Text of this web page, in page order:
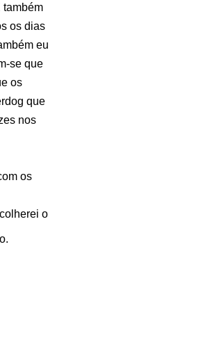
também
os dias
eu
se que
os
que
nos
os
o